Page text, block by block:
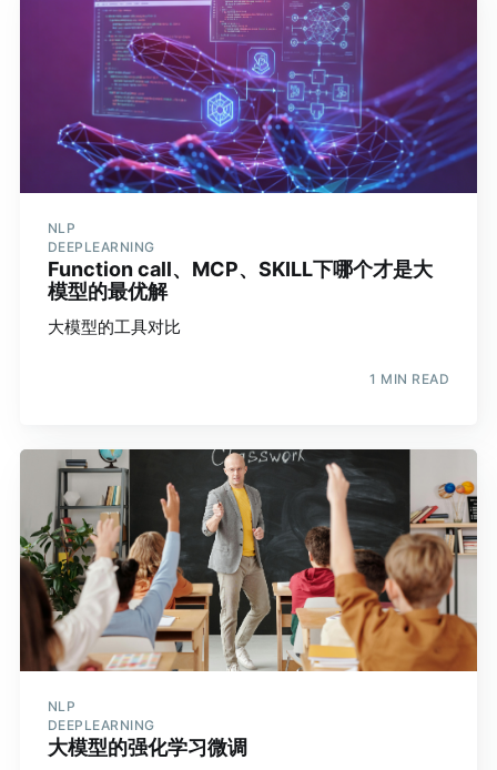
NLP
DEEPLEARNING
Function call、MCP、SKILL下哪个才是大
模型的最优解
大模型的工具对比
1 MIN READ
NLP
DEEPLEARNING
大模型的强化学习微调